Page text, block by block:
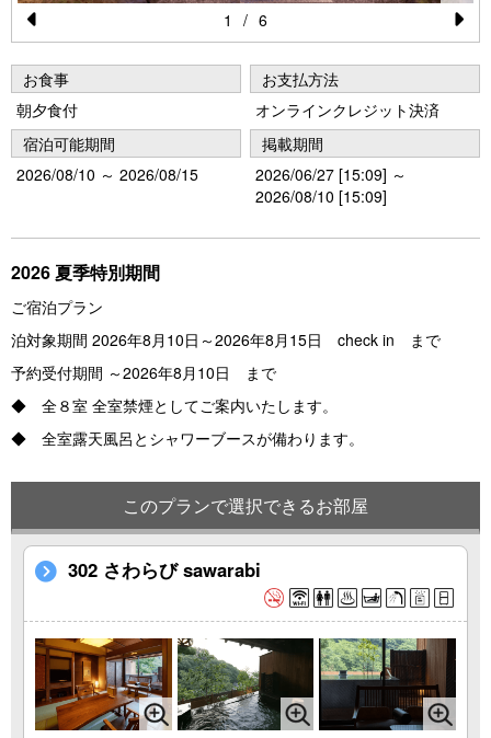
Pr
e
vi
o
u
N
1 / 6
お食事
朝夕食付
お支払方法
オンラインクレジット決済
宿泊可能期間
2026/08/10 ～ 2026/08/15
掲載期間
2026/06/27 [15:09] ～
2026/08/10 [15:09]
2026 夏季特別期間
ご宿泊プラン
泊対象期間 2026年8月10日～2026年8月15日 check in まで
予約受付期間 ～2026年8月10日 まで
◆ 全８室 全室禁煙としてご案内いたします。
◆ 全室露天風呂とシャワーブースが備わります。
このプランで選択できるお部屋
302 さわらび sawarabi